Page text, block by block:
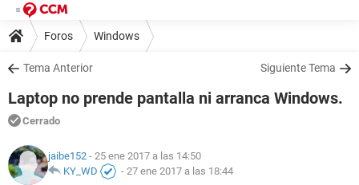
Foros Windows
Tema Anterior Siguiente Tema
Laptop no prende pantalla ni arranca Windows.
Cerrado
jaibe152 - 25 ene 2017 a las 14:50
KY_WD
- 27 ene 2017 a las 18:44